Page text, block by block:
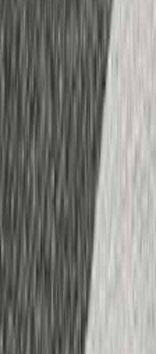
aus der Earth &